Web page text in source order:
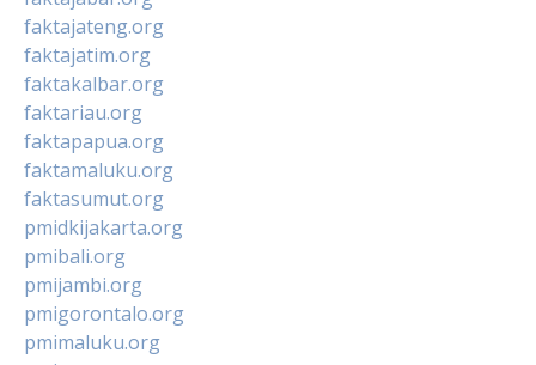
faktajateng.org
faktajatim.org
faktakalbar.org
faktariau.org
faktapapua.org
faktamaluku.org
faktasumut.org
pmidkijakarta.org
pmibali.org
pmijambi.org
pmigorontalo.org
pmimaluku.org